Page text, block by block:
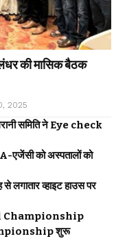
की मासिक बैठक
2025
समिति ने Eye check
को अस्पतालों को
से लगातार व्हाइट हाउस पर
Championship
शुरू